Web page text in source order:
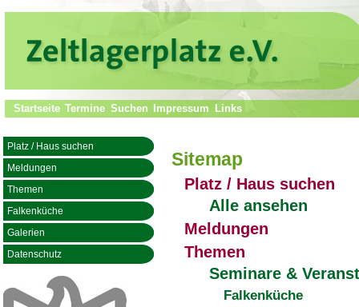
Startseite Termine Suchen Impressum Links
Sitemap
Platz / Haus suchen
Alle ansehen
Meldungen
Themen
Seminare &
Falkenküche
Platz / Haus suchen
Meldungen
Themen
Falkenküche
Galerien
Datenschutz